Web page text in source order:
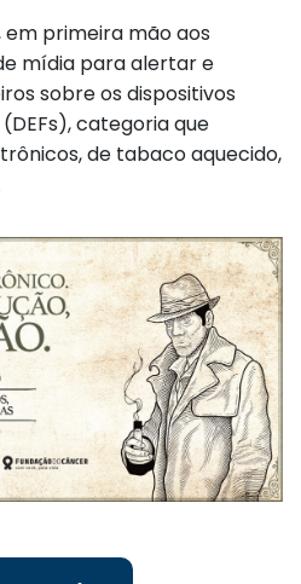
primeira mão aos
mídia para alertar e
sobre os dispositivos
categoria que
de tabaco aquecido,